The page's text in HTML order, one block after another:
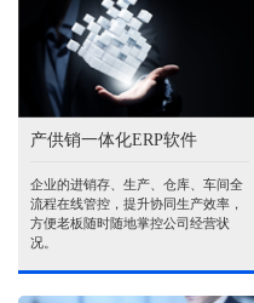
产供销一体化ERP软件
企业的进销存、生产、仓库、车间全
流程在线管控，提升协同生产效率，
方便老板随时随地掌控公司经营状
况。